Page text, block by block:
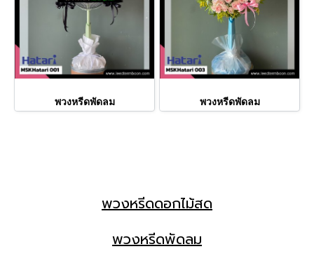
พวงหรีดพัดลม พวงหรีดพัดลม
พวงหรีดดอกไม้สด
พวงหรีดพัดลม